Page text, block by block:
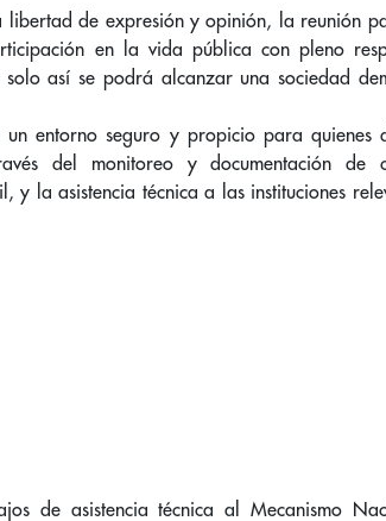
libertad de expresión y opinión, la reunión
en la vida pública con pleno
así se podrá alcanzar una sociedad
entorno seguro y propicio para quienes
del monitoreo y documentación de
la asistencia técnica a las instituciones
de asistencia técnica al Mecanismo